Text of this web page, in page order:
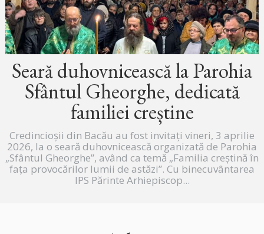
Seară duhovnicească la Parohia
Sfântul Gheorghe, dedicată
familiei creștine
Credincioșii din Bacău au fost invitați vineri, 3 aprilie
2026, la o seară duhovnicească organizată de Parohia
„Sfântul Gheorghe”, având ca temă „Familia creștină în
fața provocărilor lumii de astăzi”. Cu binecuvântarea
IPS Părinte Arhiepiscop...